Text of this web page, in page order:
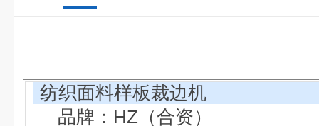
纺织面料样板裁边机
品牌：HZ（合资）